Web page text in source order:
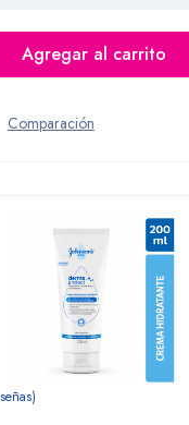
Agregar al carrito
Comparación